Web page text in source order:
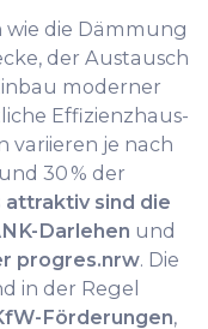
die Dämmung
der Austausch
moderner
Effizienzhaus-
variieren je nach
30 % der
attraktiv sind die
Darlehen und
progres.nrw. Die
in der Regel
Förderungen,